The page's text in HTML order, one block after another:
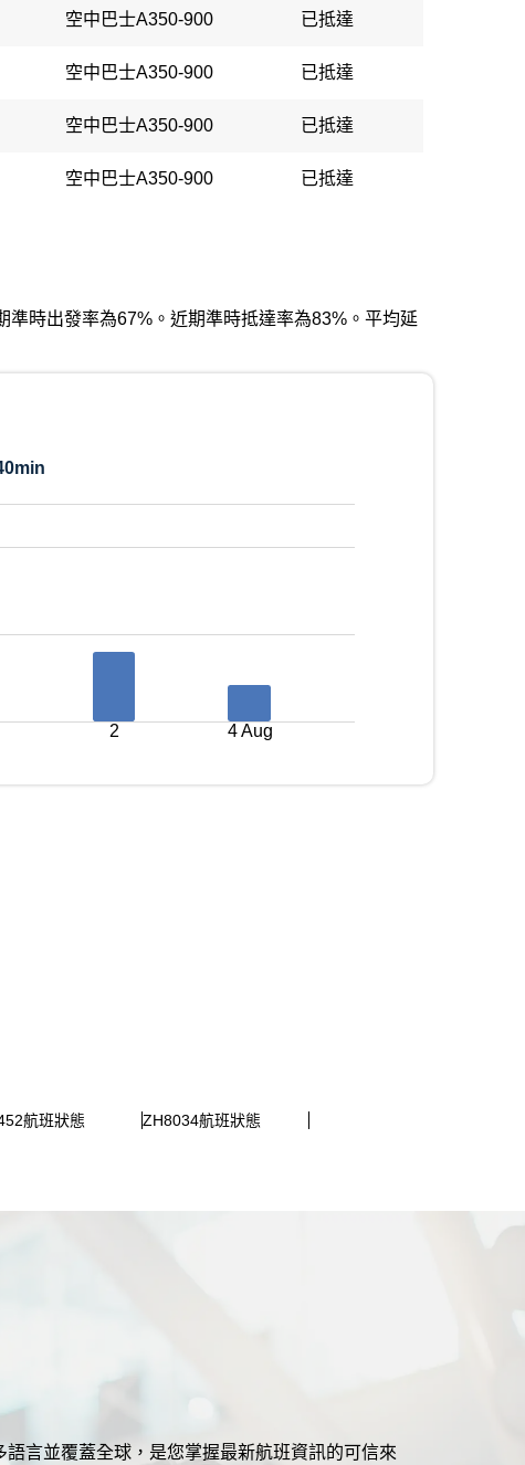
空中巴士A350-900 已抵達
空中巴士A350-900 已抵達
空中巴士A350-900 已抵達
空中巴士A350-900 已抵達
時出發率為67%。近期準時抵達率為83%。平均延
2 4 Aug
航班狀態
ZH8034航班狀態
言並覆蓋全球，是您掌握最新航班資訊的可信來